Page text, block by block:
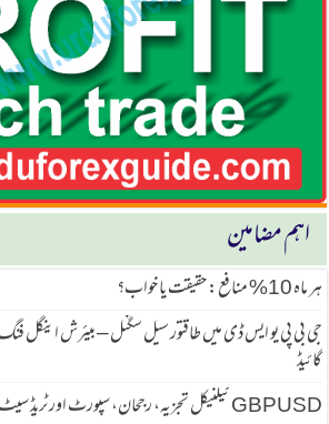
اہم مضامین
ہر ماہ 10% منافع: حقیقت یا خواب؟
جی بی پی یو ایس ڈی میں طاقتور سیل سگنل – بیئرش اینگل
گائیڈ
GBPUSD ٹیکنیکل تجزیہ، رجحان، سپورٹ اور ٹریڈ سیٹ اپ